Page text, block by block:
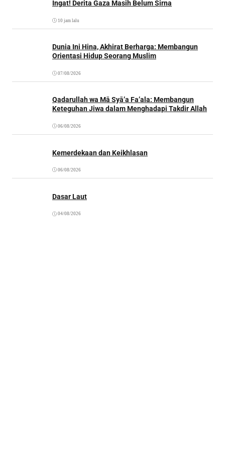
Ingat! Derita Gaza Masih Belum Sirna
10 jam lalu
Dunia Ini Hina, Akhirat Berharga: Membangun
Orientasi Hidup Seorang Muslim
07/08/2026
Qadarullah wa Mā Syā’a Fa’ala: Membangun
Keteguhan Jiwa dalam Menghadapi Takdir Allah
06/08/2026
Kemerdekaan dan Keikhlasan
06/08/2026
Dasar Laut
04/08/2026